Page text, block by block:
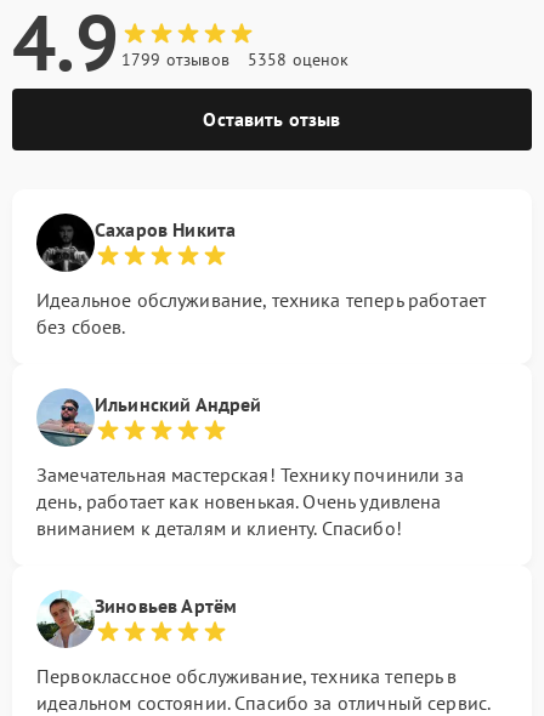
4.9 1799 отзывов 5358 оценок
Оставить отзыв
Сахаров Никита
Идеальное обслуживание, техника теперь работает
без сбоев.
Ильинский Андрей
Замечательная мастерская! Технику починили за
день, работает как новенькая. Очень удивлена
вниманием к деталям и клиенту. Спасибо!
Зиновьев Артём
Первоклассное обслуживание, техника теперь в
идеальном состоянии. Спасибо за отличный сервис.